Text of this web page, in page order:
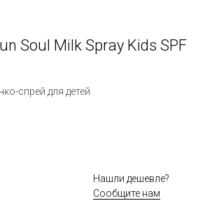
Soul Milk Spray Kids SPF
спрей для детей
Нашли дешевле?
Сообщите нам